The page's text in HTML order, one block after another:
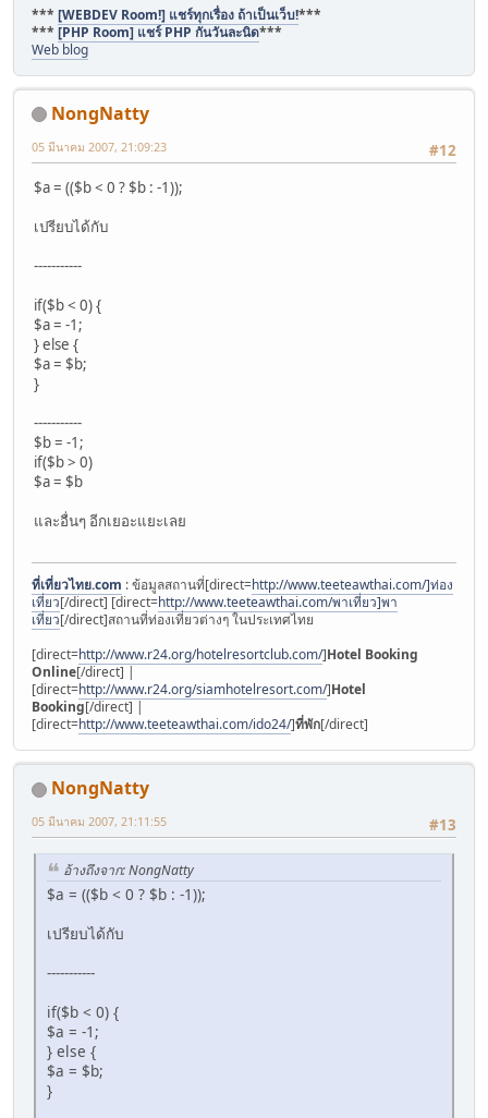
*** [WEBDEV Room!] แชร์ทุกเรื่อง ถ้าเป็นเว็บ!***
*** [PHP Room] แชร์ PHP กันวันละนิด***
Web blog
NongNatty
#12
05 มีนาคม 2007, 21:09:23
$a = (($b < 0 ? $b : -1));
เปรียบได้กับ
-----------
if($b < 0) {
$a = -1;
} else {
$a = $b;
}
-----------
$b = -1;
if($b > 0)
$a = $b
และอื่นๆ อีกเยอะแยะเลย
ที่เที่ยวไทย.com : ข้อมูลสถานที่[direct=http://www.teeteawthai.com/]ท่อง
เที่ยว[/direct] [direct=http://www.teeteawthai.com/พาเที่ยว]พา
เที่ยว[/direct]สถานที่ท่องเที่ยวต่างๆ ในประเทศไทย
[direct=http://www.r24.org/hotelresortclub.com/]Hotel Booking
Online[/direct] |
[direct=http://www.r24.org/siamhotelresort.com/]Hotel
Booking[/direct] |
[direct=http://www.teeteawthai.com/ido24/]ที่พัก[/direct]
NongNatty
#13
05 มีนาคม 2007, 21:11:55
อ้างถึงจาก: NongNatty
$a = (($b < 0 ? $b : -1));
เปรียบได้กับ
-----------
if($b < 0) {
$a = -1;
} else {
$a = $b;
}